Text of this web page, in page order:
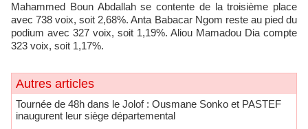
Mahammed Boun Abdallah se contente de la troisième place
avec 738 voix, soit 2,68%. Anta Babacar Ngom reste au pied du
podium avec 327 voix, soit 1,19%. Aliou Mamadou Dia compte
323 voix, soit 1,17%.
Autres articles
Tournée de 48h dans le Jolof : Ousmane Sonko et PASTEF
inaugurent leur siège départemental